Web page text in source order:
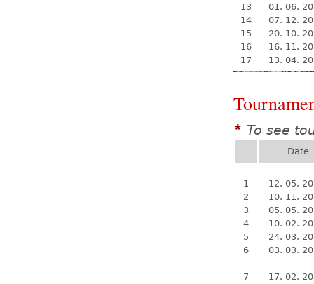
13
01. 06.
14
07. 12.
15
20. 10.
16
16. 11.
17
13. 04.
* To see
Date
1
12. 05.
2
10. 11.
3
05. 05.
4
10. 02.
5
24. 03.
6
03. 03.
7
17. 02.